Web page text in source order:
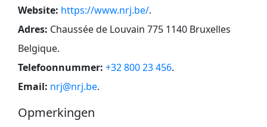
Website: https://www.nrj.be/.
Adres: Chaussée de Louvain 775 1140 Bruxelles
Belgique.
Telefoonnummer: +32 800 23 456.
Email: nrj@nrj.be.
Opmerkingen